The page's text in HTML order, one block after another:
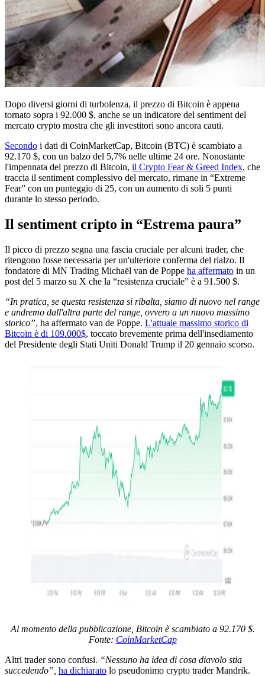
Dopo diversi giorni di turbolenza, il prezzo di Bitcoin è appena
tornato sopra i 92.000 $, anche se un indicatore del sentiment del
mercato crypto mostra che gli investitori sono ancora cauti.
Secondo i dati di CoinMarketCap, Bitcoin (BTC) è scambiato a
92.170 $, con un balzo del 5,7% nelle ultime 24 ore. Nonostante
l'impennata del prezzo di Bitcoin, il Crypto Fear & Greed Index, che
traccia il sentiment complessivo del mercato, rimane in “Extreme
Fear” con un punteggio di 25, con un aumento di soli 5 punti
durante lo stesso periodo.
Il sentiment cripto in “Estrema paura”
Il picco di prezzo segna una fascia cruciale per alcuni trader, che
ritengono fosse necessaria per un'ulteriore conferma del rialzo. Il
fondatore di MN Trading Michaël van de Poppe ha affermato in un
post del 5 marzo su X che la “resistenza cruciale” è a 91.500 $.
“In pratica, se questa resistenza si ribalta, siamo di nuovo nel range
e andremo dall'altra parte del range, ovvero a un nuovo massimo
storico”, ha affermato van de Poppe. L'attuale massimo storico di
Bitcoin è di 109.000$, toccato brevemente prima dell'insediamento
del Presidente degli Stati Uniti Donald Trump il 20 gennaio scorso.
Al momento della pubblicazione, Bitcoin è scambiato a 92.170 $.
Fonte: CoinMarketCap
Altri trader sono confusi. “Nessuno ha idea di cosa diavolo stia
succedendo”, ha dichiarato lo pseudonimo crypto trader Mandrik.